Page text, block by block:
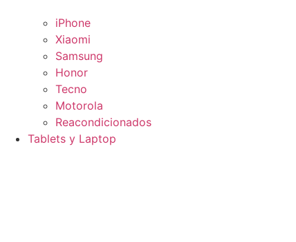
iPhone
Xiaomi
Samsung
Honor
Tecno
Motorola
Reacondicionados
Tablets y Laptop